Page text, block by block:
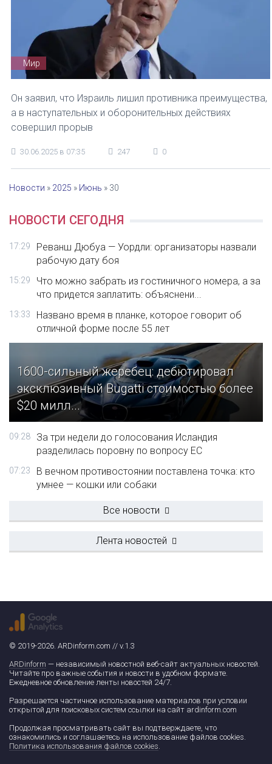
Мир
Он заявил, что Израиль лишил противника преимущества,
а в наступательных и оборонительных действиях
совершил прорыв
30.06.2025 в 07:35 247 0
Новости » 2025 » Июнь » 30
НОВОСТИ СЕГОДНЯ
17:29
Реванш Дюбуа — Уордли: организаторы назвали
рабочую дату боя
15:29
Что можно забрать из гостиничного номера, а за
что придется заплатить: объяснени...
13:33
Названо время в планке, которое говорит об
отличной форме после 55 лет
1600-сильный жеребец: дебютировал
эксклюзивный Bugatti стоимостью более
$20 милл...
09:28
За три недели до голосования Исландия
разделилась поровну по вопросу ЕС
07:23
В вечном противостоянии поставлена точка: кто
умнее — кошки или собаки
Все новости
Лента новостей
© 2019-2026. ARDinform.com // v.1.3
ARDinform — независимый новостной веб-сайт актуальных новостей.
Читайте про важные события и новости в удобном формате.
Ежедневное обновление ленты новостей 24/7.
Разрешается частичное использование материалов при условии
открытой для поисковых систем ссылки на сайт ardinform.com
Продолжая просматривать сайт вы подтверждаете, что
ознакомились и соглашаетесь на использование файлов cookies.
Политика использования файлов cookies.